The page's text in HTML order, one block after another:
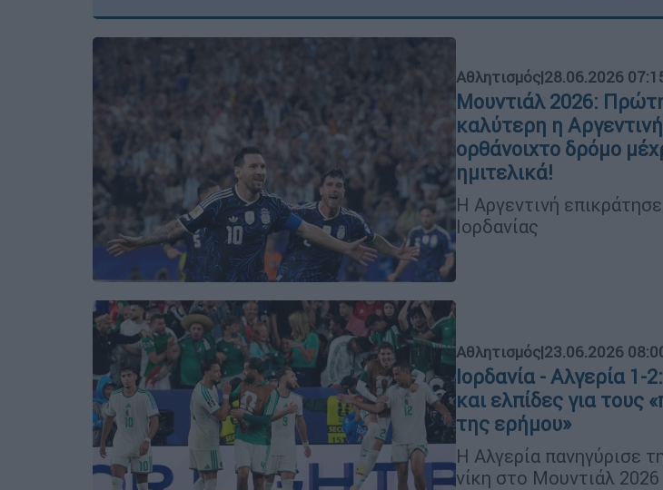
Αθλητισμός|28.06.2026
Μουντιάλ 2026:
καλύτερη η
ορθάνοιχτο δρόμο
ημιτελικά!
Η Αργεντινή
Ιορδανίας
Αθλητισμός|23.06.2026
Ιορδανία - Αλγερία 1-
και ελπίδες για τους
της ερήμου»
Η Αλγερία πανηγύρισε
νίκη στο Μουντιάλ 2026